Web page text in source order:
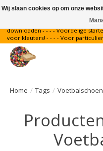
Gratis verzending binnen
downloaden - - - - Voordelige
voor kleuters! - - - - Voor
Home / Tags / Voetbalschoen
Wij slaan cookies op om onze